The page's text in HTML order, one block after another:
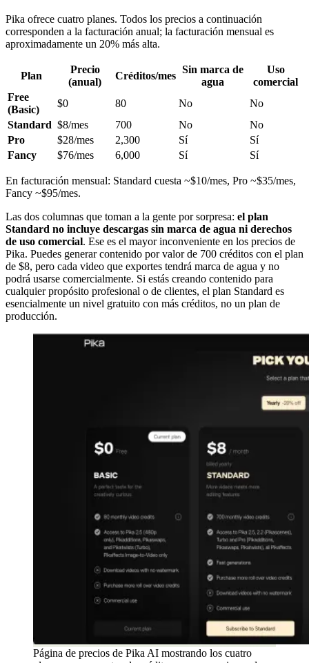
Pika ofrece cuatro planes. Todos los precios a continuación
corresponden a la facturación anual; la facturación mensual es
aproximadamente un 20% más alta.
Plan
Precio
(anual)
Créditos/mes
Sin marca de
agua
Uso
comercial
Free
(Basic)
$0 80 No
No
Standard $8/mes 700 No
No
Pro
$28/mes 2,300 Sí
Sí
Fancy
$76/mes 6,000 Sí Sí
En facturación mensual: Standard cuesta ~$10/mes, Pro ~$35/mes,
Fancy ~$95/mes.
Las dos columnas que toman a la gente por sorpresa: el plan
Standard no incluye descargas sin marca de agua ni derechos
de uso comercial. Ese es el mayor inconveniente en los precios de
Pika. Puedes generar contenido por valor de 700 créditos con el plan
de $8, pero cada video que exportes tendrá marca de agua y no
podrá usarse comercialmente. Si estás creando contenido para
cualquier propósito profesional o de clientes, el plan Standard es
esencialmente un nivel gratuito con más créditos, no un plan de
producción.
Página de precios de Pika AI mostrando los cuatro